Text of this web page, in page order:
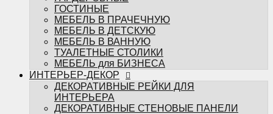
ЭЛЕКТРОКАМИНЫ
МЯГКАЯ МЕБЕЛЬ
ДИВАНЫ
КРОВАТИ
ПРИКРОВАТНЫЕ ТУМБЫ
КОМПЛЕКТУЮЩИЕ
СТОЛЕШНИЦЫ
Ламинированные столешницы (на
основе ДСП)
Столешницы из искусственного камня
ГОСТИНЫЕ
МЕБЕЛЬ В ПРАЧЕЧНУЮ
МЕБЕЛЬ В ДЕТСКУЮ
МЕБЕЛЬ В ВАННУЮ
ТУАЛЕТНЫЕ СТОЛИКИ
МЕБЕЛЬ для БИЗНЕСА
ИНТЕРЬЕР-ДЕКОР
ДЕКОРАТИВНЫЕ РЕЙКИ ДЛЯ
ИНТЕРЬЕРА
ДЕКОРАТИВНЫЕ СТЕНОВЫЕ ПАНЕЛИ